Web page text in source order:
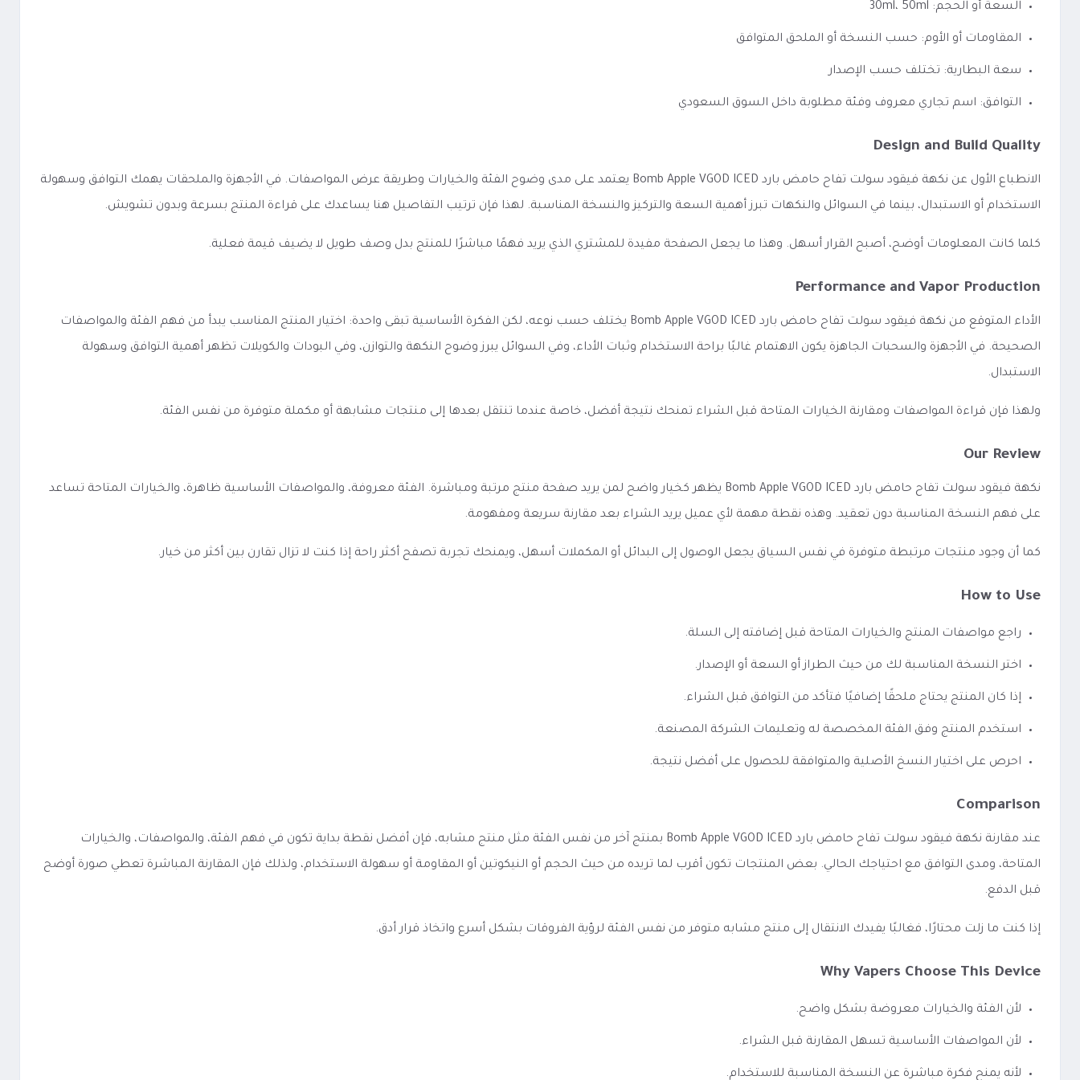
السعة أو الحجم: 30ml، 50ml
المقاومات أو الأوم: حسب النسخة أو الملحق المتوافق
سعة البطارية: تختلف حسب الإصدار
التوافق: اسم تجاري معروف وفئة مطلوبة داخل السوق السعودي
Design and Build Quality
الانطباع الأول عن نكهة فيقود سولت تفاح حامض بارد Bomb Apple VGOD ICED يعتمد على مدى وضوح الفئة والخيارات وطريقة عرض المواصفات. في الأجهزة والملحقات يهمك التوافق وسهولة
الاستخدام أو الاستبدال، بينما في السوائل والنكهات تبرز أهمية السعة والتركيز والنسخة المناسبة. لهذا فإن ترتيب التفاصيل هنا يساعدك على قراءة المنتج بسرعة وبدون تشويش.
كلما كانت المعلومات أوضح، أصبح القرار أسهل. وهذا ما يجعل الصفحة مفيدة للمشتري الذي يريد فهمًا مباشرًا للمنتج بدل وصف طويل لا يضيف قيمة فعلية.
Performance and Vapor Production
الأداء المتوقع من نكهة فيقود سولت تفاح حامض بارد Bomb Apple VGOD ICED يختلف حسب نوعه، لكن الفكرة الأساسية تبقى واحدة: اختيار المنتج المناسب يبدأ من فهم الفئة والمواصفات
الصحيحة. في الأجهزة والسحبات الجاهزة يكون الاهتمام غالبًا براحة الاستخدام وثبات الأداء، وفي السوائل يبرز وضوح النكهة والتوازن، وفي البودات والكويلات تظهر أهمية التوافق وسهولة
الاستبدال.
ولهذا فإن قراءة المواصفات ومقارنة الخيارات المتاحة قبل الشراء تمنحك نتيجة أفضل، خاصة عندما تنتقل بعدها إلى منتجات مشابهة أو مكملة متوفرة من نفس الفئة.
Our Review
نكهة فيقود سولت تفاح حامض بارد Bomb Apple VGOD ICED يظهر كخيار واضح لمن يريد صفحة منتج مرتبة ومباشرة. الفئة معروفة، والمواصفات الأساسية ظاهرة، والخيارات المتاحة تساعد
على فهم النسخة المناسبة دون تعقيد. وهذه نقطة مهمة لأي عميل يريد الشراء بعد مقارنة سريعة ومفهومة.
كما أن وجود منتجات مرتبطة متوفرة في نفس السياق يجعل الوصول إلى البدائل أو المكملات أسهل، ويمنحك تجربة تصفح أكثر راحة إذا كنت لا تزال تقارن بين أكثر من خيار.
How to Use
راجع مواصفات المنتج والخيارات المتاحة قبل إضافته إلى السلة.
اختر النسخة المناسبة لك من حيث الطراز أو السعة أو الإصدار.
إذا كان المنتج يحتاج ملحقًا إضافيًا فتأكد من التوافق قبل الشراء.
استخدم المنتج وفق الفئة المخصصة له وتعليمات الشركة المصنعة.
احرص على اختيار النسخ الأصلية والمتوافقة للحصول على أفضل نتيجة.
Comparison
عند مقارنة نكهة فيقود سولت تفاح حامض بارد Bomb Apple VGOD ICED بمنتج آخر من نفس الفئة مثل منتج مشابه، فإن أفضل نقطة بداية تكون في فهم الفئة، والمواصفات، والخيارات
المتاحة، ومدى التوافق مع احتياجك الحالي. بعض المنتجات تكون أقرب لما تريده من حيث الحجم أو النيكوتين أو المقاومة أو سهولة الاستخدام، ولذلك فإن المقارنة المباشرة تعطي صورة أوضح
قبل الدفع.
إذا كنت ما زلت محتارًا، فغالبًا يفيدك الانتقال إلى منتج مشابه متوفر من نفس الفئة لرؤية الفروقات بشكل أسرع واتخاذ قرار أدق.
Why Vapers Choose This Device
لأن الفئة والخيارات معروضة بشكل واضح.
لأن المواصفات الأساسية تسهل المقارنة قبل الشراء.
لأنه يمنح فكرة مباشرة عن النسخة المناسبة للاستخدام.